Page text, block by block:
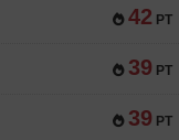
42 PT
39 PT
39 PT